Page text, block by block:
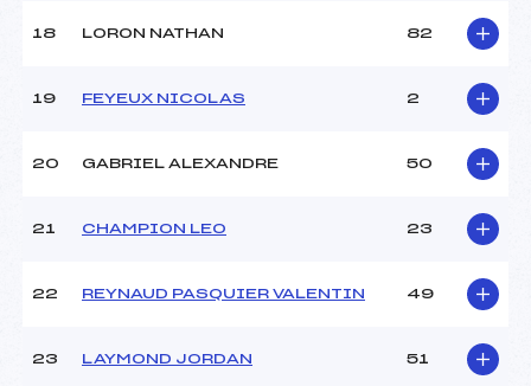
18 LORON NATHAN 82
19 FEYEUX NICOLAS 2
20 GABRIEL ALEXANDRE 50
21 CHAMPION LEO 23
22 REYNAUD PASQUIER VALENTIN 49
23 LAYMOND JORDAN 51